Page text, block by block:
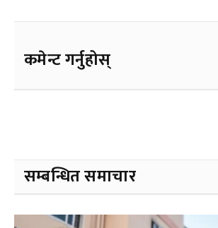
कमेन्ट गर्नुहोस्
सम्बन्धित समाचार